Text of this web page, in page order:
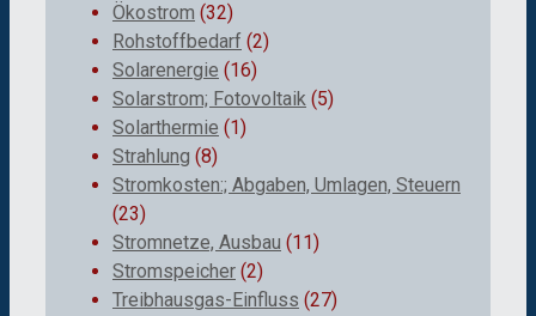
Ökostrom (32)
Rohstoffbedarf (2)
Solarenergie (16)
Solarstrom; Fotovoltaik (5)
Solarthermie (1)
Strahlung (8)
Stromkosten:; Abgaben, Umlagen, Steuern
(23)
Stromnetze, Ausbau (11)
Stromspeicher (2)
Treibhausgas-Einfluss (27)